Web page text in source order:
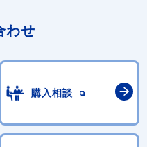
わせ
購入相談